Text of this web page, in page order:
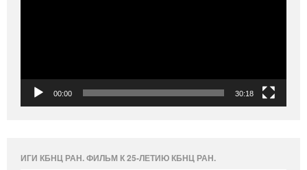
00:00 30:18
ИГИ КБНЦ РАН. ФИЛЬМ К 25-ЛЕТИЮ КБНЦ РАН.